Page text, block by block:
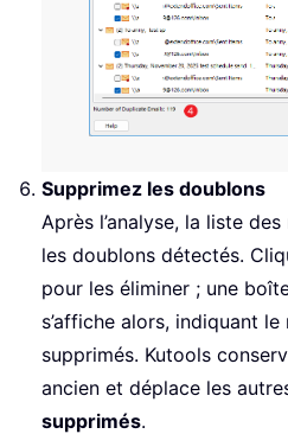
Supprimez les doublons
Après l’analyse, la liste
les doublons détectés.
pour les éliminer ; une
s’affiche alors, indiquant le
supprimés. Kutools
ancien et déplace les
supprimés.